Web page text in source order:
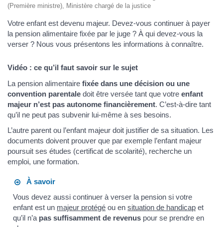
(Première ministre), Ministère chargé de la justice
Votre enfant est devenu majeur. Devez-vous continuer à payer
la pension alimentaire fixée par le juge ? À qui devez-vous la
verser ? Nous vous présentons les informations à connaître.
Vidéo : ce qu’il faut savoir sur le sujet
La pension alimentaire fixée dans une décision ou une
convention parentale doit être versée tant que votre enfant
majeur n’est pas autonome financièrement. C’est-à-dire tant
qu’il ne peut pas subvenir lui-même à ses besoins.
L’autre parent ou l’enfant majeur doit justifier de sa situation. Les
documents doivent prouver que par exemple l’enfant majeur
poursuit ses études (certificat de scolarité), recherche un
emploi, une formation.
À savoir
Vous devez aussi continuer à verser la pension si votre
enfant est un majeur protégé ou ensituation de handicap et
qu’il n’a pas suffisamment de revenus pour se prendre en